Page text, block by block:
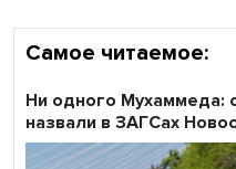
Самое читаемое:
Ни одного
назвали в ЗАГСах